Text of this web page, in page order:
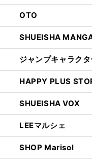
OTO
SHUEISHA
ジャンプキャラク
HAPPY PLUS
SHUEISHA VOX
LEEマルシェ
SHOP Marisol